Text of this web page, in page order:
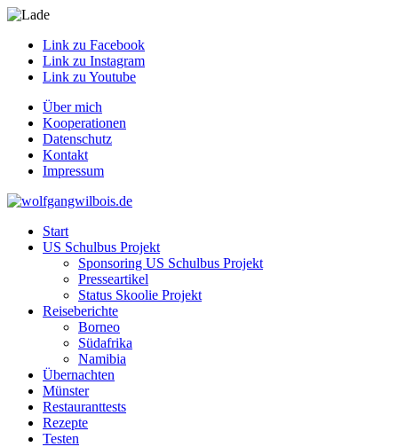
Link zu Facebook
Link zu Instagram
Link zu Youtube
Über mich
Kooperationen
Datenschutz
Kontakt
Impressum
Start
US Schulbus Projekt
Sponsoring US Schulbus Projekt
Presseartikel
Status Skoolie Projekt
Reiseberichte
Borneo
Südafrika
Namibia
Übernachten
Münster
Restauranttests
Rezepte
Testen